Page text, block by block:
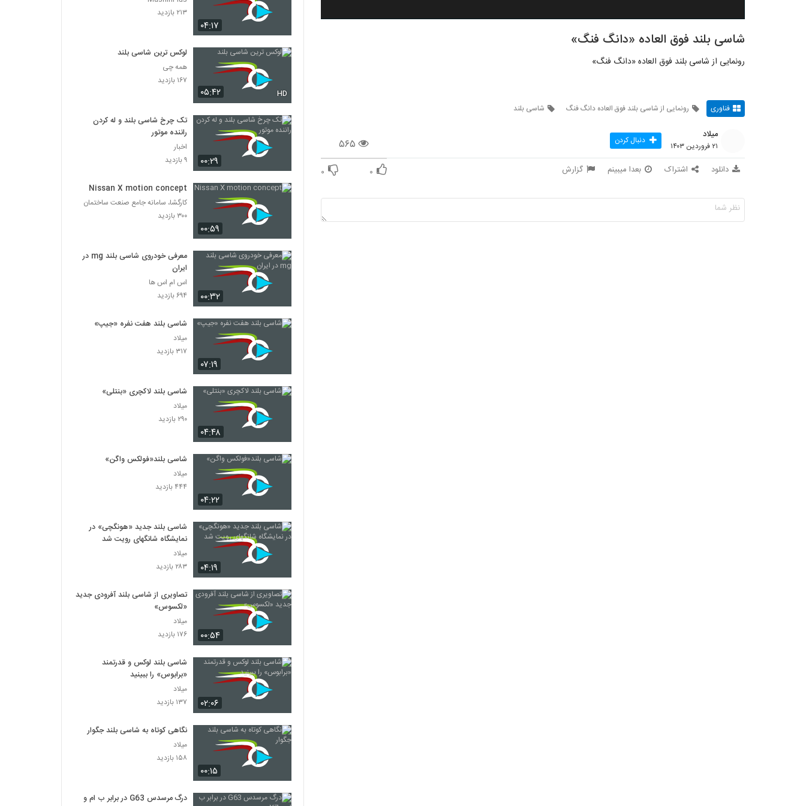
شاسی بلند فوق العاده «دانگ فنگ»
رونمایی از شاسی بلند فوق العاده «دانگ فنگ»
فناوری رونمایی از شاسی بلند فوق العاده دانگ فنگ شاسی بلند
۵۶۵
میلاد
۲۱ فروردین ۱۴۰۳ دنبال کردن
دانلود اشتراک بعدا میبینم گزارش ۰ ۰
۰۴:۱۷
۲۱۳ بازدید
۰۵:۴۲ HD
لوکس ترین شاسی بلند
همه چی
۱۶۷ بازدید
۰۰:۲۹
تک‌ چرخ شاسی‌ بلند و له کردن
راننده موتور
اخبار
۹ بازدید
۰۰:۵۹
Nissan X motion concept
کارگشا، سامانه جامع صنعت ساختمان
۳۰۰ بازدید
۰۰:۳۲
معرفی خودروی شاسی بلند mg در
ایران
اس ام اس ها
۶۹۴ بازدید
۰۷:۱۹
شاسی بلند هفت نفره «جیپ»
میلاد
۳۱۷ بازدید
۰۴:۴۸
شاسی بلند لاکچری «بنتلی»
میلاد
۲۹۰ بازدید
۰۴:۲۲
شاسی بلند«فولکس واگن»
میلاد
۴۴۴ بازدید
۰۴:۱۹
شاسی بلند جدید «هونگچی» در
نمایشگاه شانگهای رویت شد
میلاد
۲۸۳ بازدید
۰۰:۵۴
تصاویری از شاسی بلند آفرودی جدید
«لکسوس»
میلاد
۱۷۶ بازدید
۰۲:۰۶
شاسی بلند لوکس و قدرتمند
«برابوس» را ببینید
میلاد
۱۳۷ بازدید
۰۰:۱۵
نگاهی کوتاه به شاسی بلند جگوار
میلاد
۱۵۸ بازدید
درگ مرسدس G63 در برابر ب ام و